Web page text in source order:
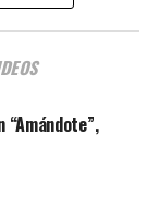
tanto la
jornada de
y Rafaela.